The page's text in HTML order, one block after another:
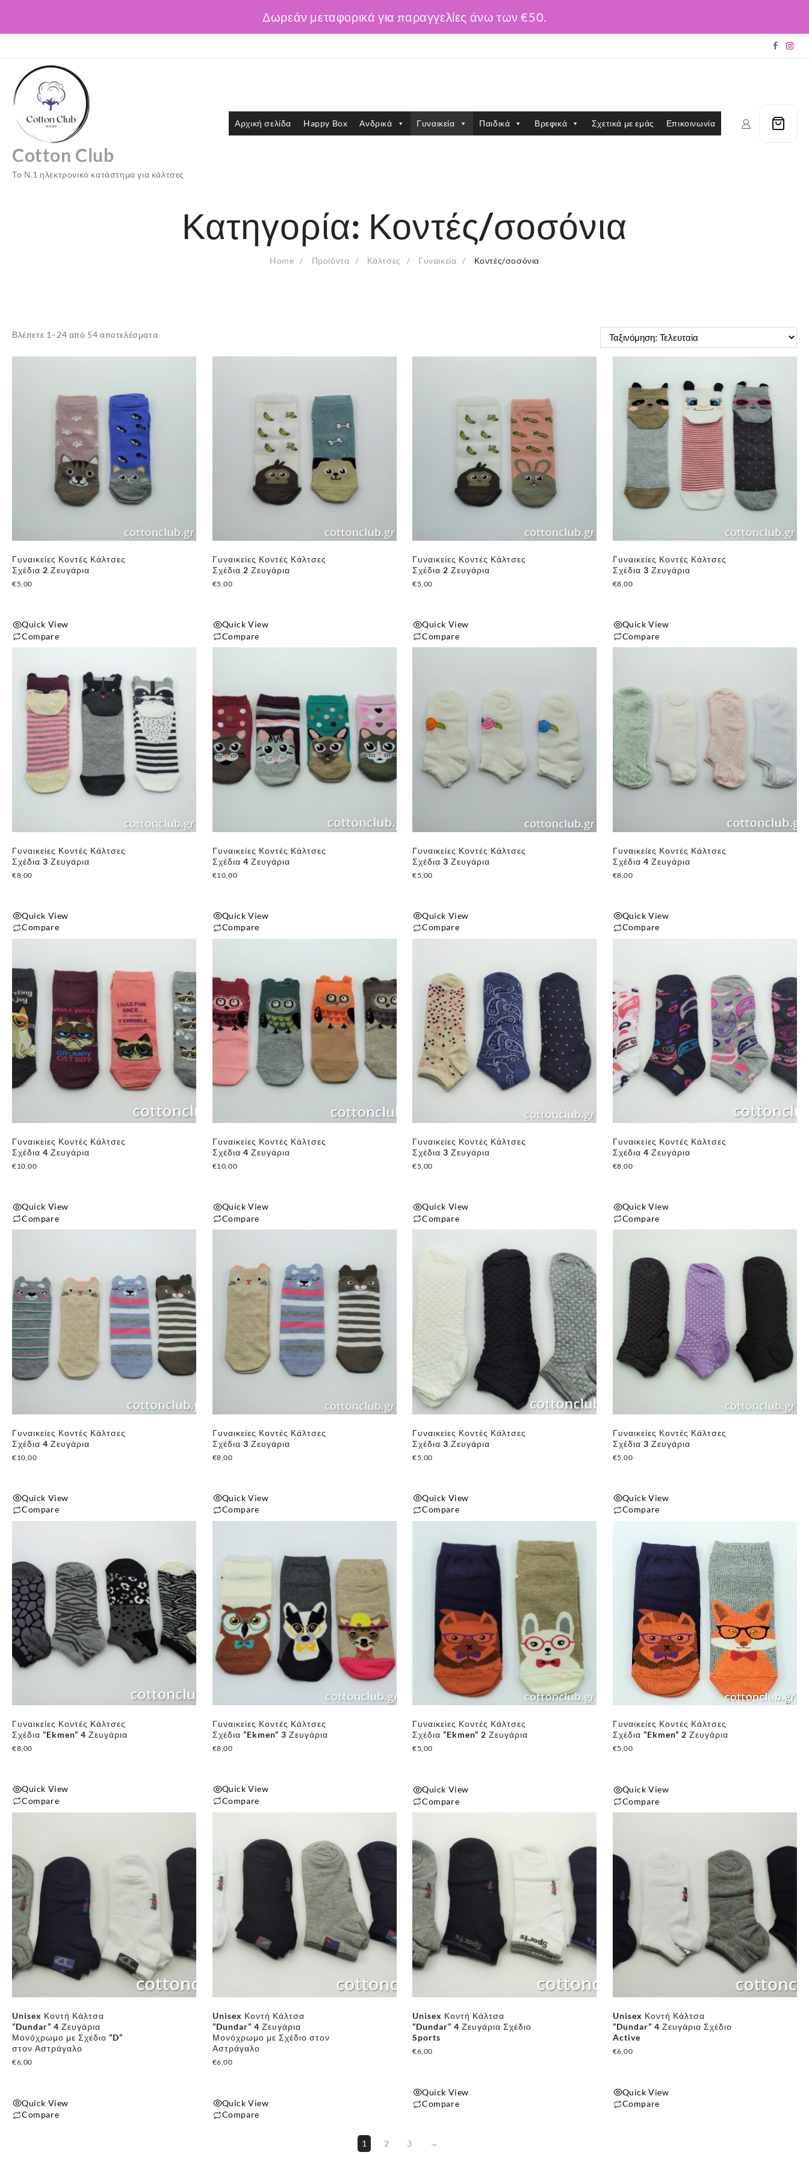
Δωρεάν μεταφορικά για παραγγελίες άνω των €50.
content
Cotton Club
Το Ν.1 ηλεκτρονικό κατάστημα για κάλτσες
Αρχική σελίδα Happy Box Ανδρικά Γυναικεία Παιδικά Βρεφικά Σχετικά με εμάς Επικοινωνία
Κατηγορία: Κοντές/σοσόνια
Home Προϊόντα Κάλτσες Γυναικεία Κοντές/σοσόνια
Βλέπετε 1–24 από 54 αποτελέσματαSorted
Γυναικείες Κοντές Κάλτσες
Σχέδια 2 Ζευγάρια
€5,00
Quick View
Compare
Γυναικείες Κοντές Κάλτσες
Σχέδια 2 Ζευγάρια
€5,00
Quick View
Compare
Γυναικείες Κοντές Κάλτσες
Σχέδια 2 Ζευγάρια
€5,00
Quick View
Compare
Γυναικείες Κοντές Κάλτσες
Σχέδια 3 Ζευγάρια
€8,00
Quick View
Compare
Γυναικείες Κοντές Κάλτσες
Σχέδια 3 Ζευγάρια
€8,00
Quick View
Compare
Γυναικείες Κοντές Κάλτσες
Σχέδια 4 Ζευγάρια
€10,00
Quick View
Compare
Γυναικείες Κοντές Κάλτσες
Σχέδια 3 Ζευγάρια
€5,00
Quick View
Compare
Γυναικείες Κοντές Κάλτσες
Σχέδια 4 Ζευγάρια
€8,00
Quick View
Compare
Γυναικείες Κοντές Κάλτσες
Σχέδια 4 Ζευγάρια
€10,00
Quick View
Compare
Γυναικείες Κοντές Κάλτσες
Σχέδια 4 Ζευγάρια
€10,00
Quick View
Compare
Γυναικείες Κοντές Κάλτσες
Σχέδια 3 Ζευγάρια
€5,00
Quick View
Compare
Γυναικείες Κοντές Κάλτσες
Σχέδια 4 Ζευγάρια
€8,00
Quick View
Compare
Γυναικείες Κοντές Κάλτσες
Σχέδια 4 Ζευγάρια
€10,00
Quick View
Compare
Γυναικείες Κοντές Κάλτσες
Σχέδια 3 Ζευγάρια
€8,00
Quick View
Compare
Γυναικείες Κοντές Κάλτσες
Σχέδια 3 Ζευγάρια
€5,00
Quick View
Compare
Γυναικείες Κοντές Κάλτσες
Σχέδια 3 Ζευγάρια
€5,00
Quick View
Compare
Γυναικείες Κοντές Κάλτσες
Σχέδια ”Ekmen” 4 Ζευγάρια
€8,00
Quick View
Compare
Γυναικείες Κοντές Κάλτσες
Σχέδια ”Ekmen” 3 Ζευγάρια
€8,00
Quick View
Compare
Γυναικείες Κοντές Κάλτσες
Σχέδια ”Ekmen” 2 Ζευγάρια
€5,00
Quick View
Compare
Γυναικείες Κοντές Κάλτσες
Σχέδια ”Ekmen” 2 Ζευγάρια
€5,00
Quick View
Compare
Unisex Κοντή Κάλτσα
”Dundar” 4 Ζευγάρια
Μονόχρωμο με Σχέδιο ”D”
στον Αστράγαλο
€6,00
Quick View
Compare
Unisex Κοντή Κάλτσα
”Dundar” 4 Ζευγάρια
Μονόχρωμο με Σχέδιο στον
Αστράγαλο
€6,00
Quick View
Compare
Unisex Κοντή Κάλτσα
”Dundar” 4 Ζευγάρια Σχέδιο
Sports
€6,00
Quick View
Compare
Unisex Κοντή Κάλτσα
”Dundar” 4 Ζευγάρια Σχέδιο
Active
€6,00
Quick View
Compare
1 2 3 →